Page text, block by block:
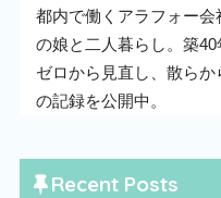
都内で働くアラフォー
の娘と二人暮らし。築
ゼロから見直し、散らか
の記録を公開中。
Recent Posts